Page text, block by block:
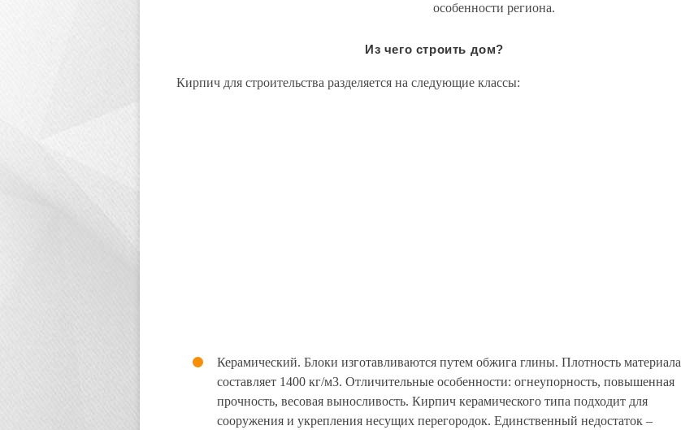
особенности региона.
Из чего строить дом?
Кирпич для строительства разделяется на следующие классы:
Керамический. Блоки изготавливаются путем обжига глины. Плотность материала
составляет 1400 кг/м3. Отличительные особенности: огнеупорность, повышенная
прочность, весовая выносливость. Кирпич керамического типа подходит для
сооружения и укрепления несущих перегородок. Единственный недостаток –